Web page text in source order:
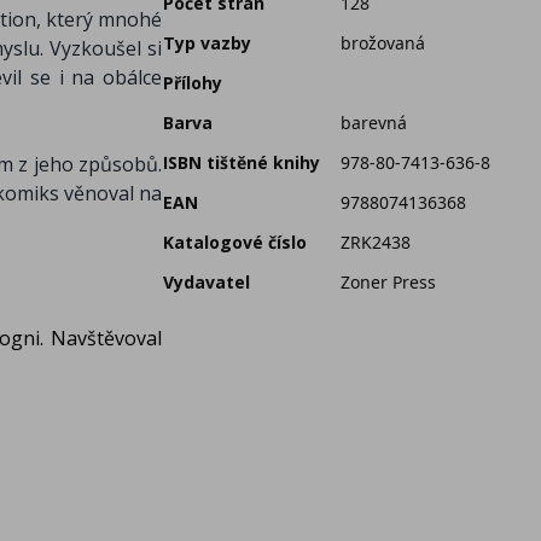
který mnohé
Vyzkoušel si
se i na obálce
z jeho způsobů.
věnoval na
Navštěvoval
Typ vazby
brožovaná
Přílohy
Barva
barevná
ISBN tištěné knihy
978-80-7413-636-8
EAN
9788074136368
Katalogové číslo
ZRK2438
Vydavatel
Zoner Press